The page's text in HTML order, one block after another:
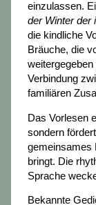
einzulassen.
der Winter der
die kindliche
Bräuche, die
Verbindung
familiären
Das Vorlesen
sondern
gemeinsames
bringt. Die
Sprache
Bekannte